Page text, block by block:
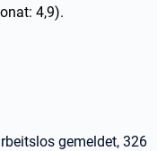
4,9).
gemeldet, 326